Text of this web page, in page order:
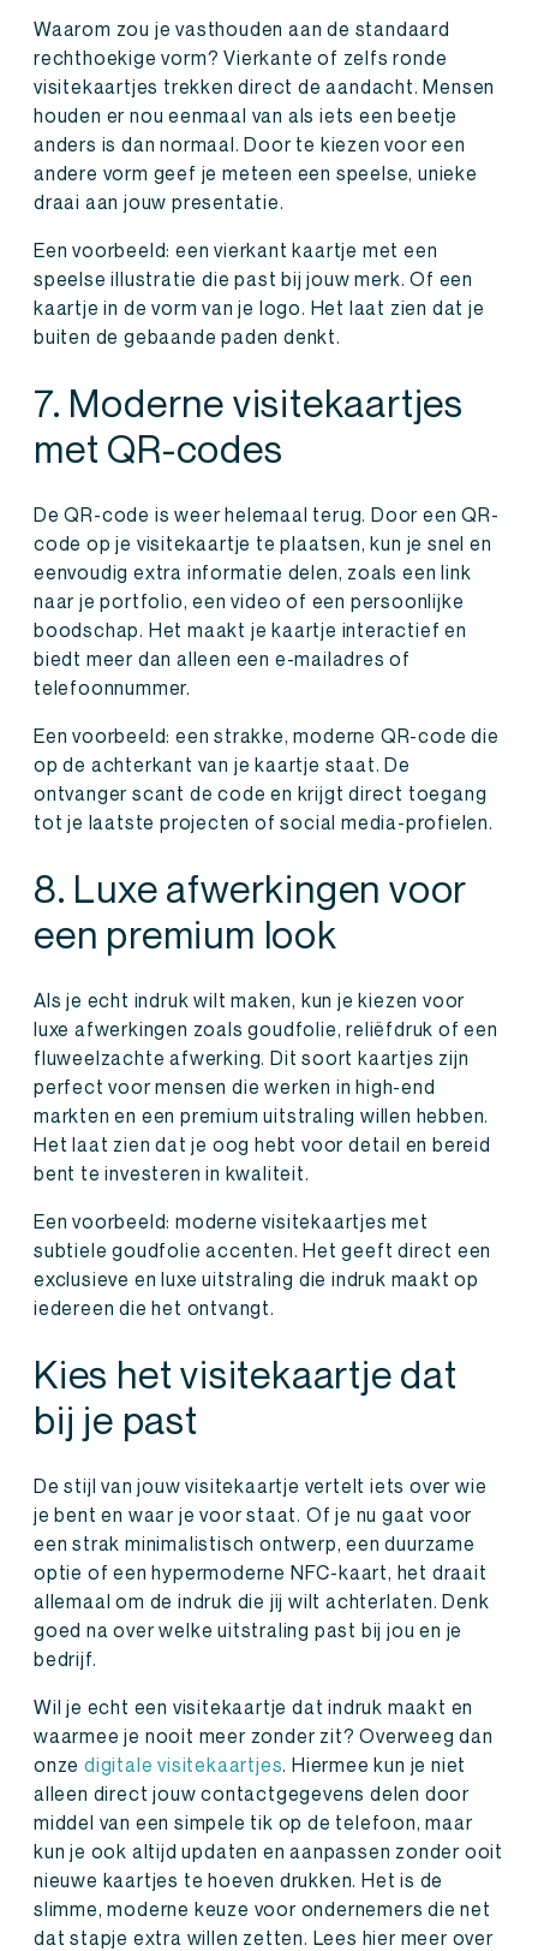
Waarom zou je vasthouden aan de standaard
rechthoekige vorm? Vierkante of zelfs ronde
visitekaartjes trekken direct de aandacht. Mensen
houden er nou eenmaal van als iets een beetje
anders is dan normaal. Door te kiezen voor een
andere vorm geef je meteen een speelse, unieke
draai aan jouw presentatie.
Een voorbeeld: een vierkant kaartje met een
speelse illustratie die past bij jouw merk. Of een
kaartje in de vorm van je logo. Het laat zien dat je
buiten de gebaande paden denkt.
7. Moderne visitekaartjes
met QR-codes
De QR-code is weer helemaal terug. Door een QR-
code op je visitekaartje te plaatsen, kun je snel en
eenvoudig extra informatie delen, zoals een link
naar je portfolio, een video of een persoonlijke
boodschap. Het maakt je kaartje interactief en
biedt meer dan alleen een e-mailadres of
telefoonnummer.
Een voorbeeld: een strakke, moderne QR-code die
op de achterkant van je kaartje staat. De
ontvanger scant de code en krijgt direct toegang
tot je laatste projecten of social media-profielen.
8. Luxe afwerkingen voor
een premium look
Als je echt indruk wilt maken, kun je kiezen voor
luxe afwerkingen zoals goudfolie, reliëfdruk of een
fluweelzachte afwerking. Dit soort kaartjes zijn
perfect voor mensen die werken in high-end
markten en een premium uitstraling willen hebben.
Het laat zien dat je oog hebt voor detail en bereid
bent te investeren in kwaliteit.
Een voorbeeld: moderne visitekaartjes met
subtiele goudfolie accenten. Het geeft direct een
exclusieve en luxe uitstraling die indruk maakt op
iedereen die het ontvangt.
Kies het visitekaartje dat
bij je past
De stijl van jouw visitekaartje vertelt iets over wie
je bent en waar je voor staat. Of je nu gaat voor
een strak minimalistisch ontwerp, een duurzame
optie of een hypermoderne NFC-kaart, het draait
allemaal om de indruk die jij wilt achterlaten. Denk
goed na over welke uitstraling past bij jou en je
bedrijf.
Wil je echt een visitekaartje dat indruk maakt en
waarmee je nooit meer zonder zit? Overweeg dan
onze digitale visitekaartjes. Hiermee kun je niet
alleen direct jouw contactgegevens delen door
middel van een simpele tik op de telefoon, maar
kun je ook altijd updaten en aanpassen zonder ooit
nieuwe kaartjes te hoeven drukken. Het is de
slimme, moderne keuze voor ondernemers die net
dat stapje extra willen zetten. Lees hier meer over